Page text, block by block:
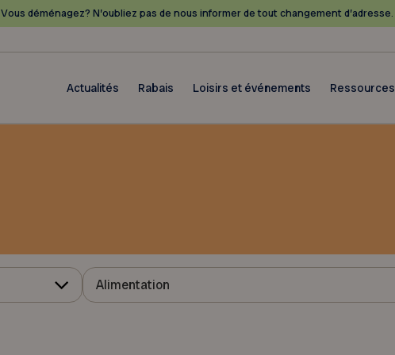
Vous déménagez? N’oubliez pas de nous informer de tout changement d’adresse.
Actualités Rabais Loisirs et événements Ressources
Alimentation